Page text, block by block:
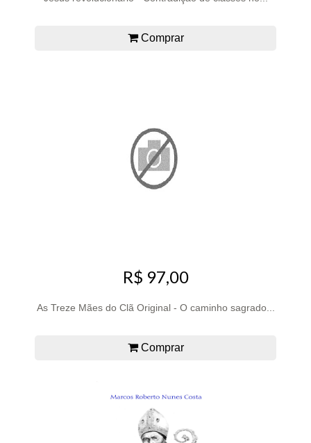
Comprar
R$ 97,00
As Treze Mães do Clã Original - O caminho sagrado...
Comprar